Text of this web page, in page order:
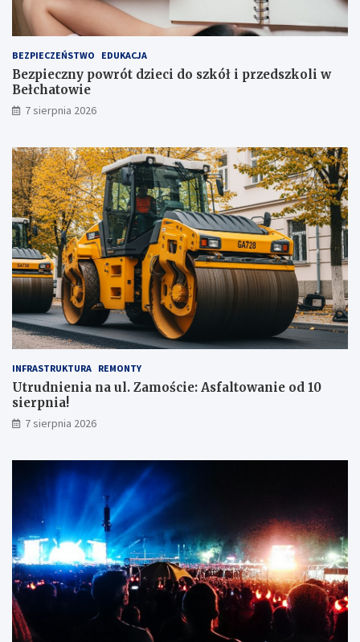
ż
u
ż
,
t
u
ż
BEZPIECZEŃSTWO EDUKACJA
Bezpieczny powrót dzieci do szkół i przedszkoli w
Bełchatowie
7 sierpnia 2026
INFRASTRUKTURA REMONTY
Utrudnienia na ul. Zamoście: Asfaltowanie od 10
sierpnia!
7 sierpnia 2026